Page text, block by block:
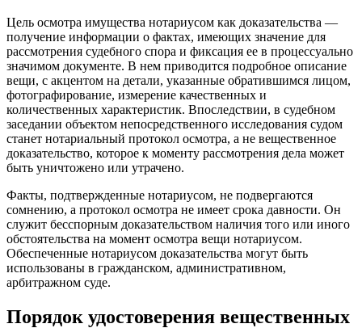
Цель осмотра имущества нотариусом как доказательства —
получение информации о фактах, имеющих значение для
рассмотрения судебного спора и фиксация ее в процессуально
значимом документе. В нем приводится подробное описание
вещи, с акцентом на детали, указанные обратившимся лицом,
фотографирование, измерение качественных и
количественных характеристик. Впоследствии, в судебном
заседании объектом непосредственного исследования судом
станет нотариальный протокол осмотра, а не вещественное
доказательство, которое к моменту рассмотрения дела может
быть уничтожено или утрачено.
Факты, подтвержденные нотариусом, не подвергаются
сомнению, а протокол осмотра не имеет срока давности. Он
служит бесспорным доказательством наличия того или иного
обстоятельства на момент осмотра вещи нотариусом.
Обеспеченные нотариусом доказательства могут быть
использованы в гражданском, административном,
арбитражном суде.
Порядок удостоверения вещественных